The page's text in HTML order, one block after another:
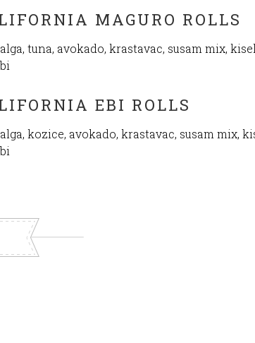
MAGURO ROLLS
tuna, avokado, krastavac, susam mix,
EBI ROLLS
kozice, avokado, krastavac, susam mix,